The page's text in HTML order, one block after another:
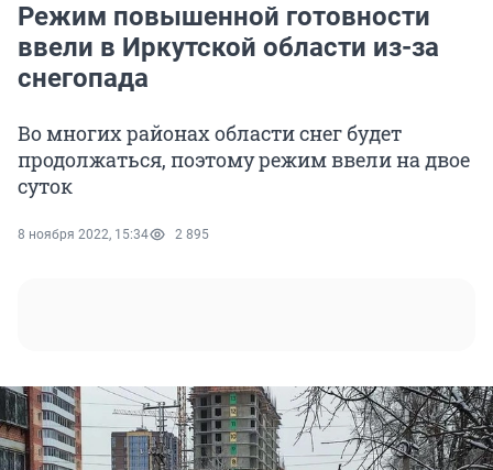
Режим повышенной готовности
ввели в Иркутской области из-за
снегопада
Во многих районах области снег будет
продолжаться, поэтому режим ввели на двое
суток
8 ноября 2022, 15:34 2 895